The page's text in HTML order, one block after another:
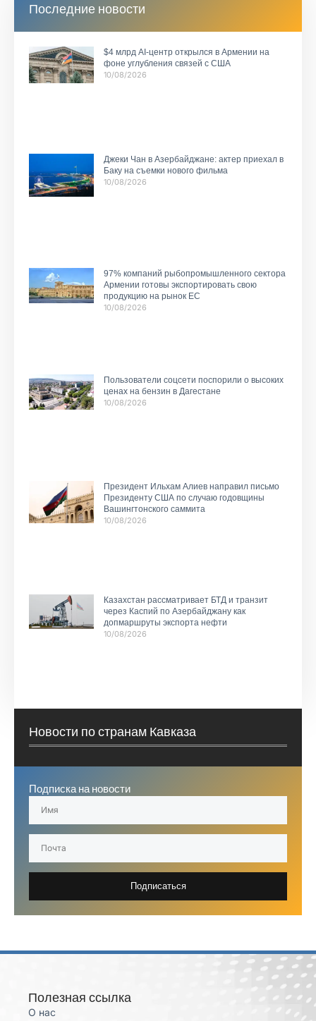
Последние новости
$4 млрд AI-центр открылся в Армении на
фоне углубления связей с США
10/08/2026
Джеки Чан в Азербайджане: актер приехал в
Баку на съемки нового фильма
10/08/2026
97% компаний рыбопромышленного сектора
Армении готовы экспортировать свою
продукцию на рынок ЕС
10/08/2026
Пользователи соцсети поспорили о высоких
ценах на бензин в Дагестане
10/08/2026
Президент Ильхам Алиев направил письмо
Президенту США по случаю годовщины
Вашингтонского саммита
10/08/2026
Казахстан рассматривает БТД и транзит
через Каспий по Азербайджану как
допмаршруты экспорта нефти
10/08/2026
Новости по странам Кавказа
Подписка на новости
Подписаться
Полезная ссылка
О нас